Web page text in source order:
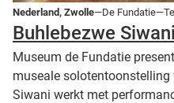
Nederland, Zwolle—De
Buhlebezwe Siwani
Museum de Fundatie
museale solotentoonstelling
Siwani werkt met